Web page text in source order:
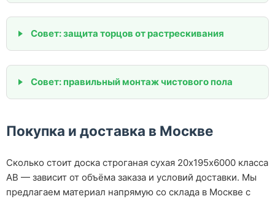
Совет: защита торцов от растрескивания
Совет: правильный монтаж чистового пола
Покупка и доставка в Москве
Сколько стоит доска строганая сухая 20х195х6000 класса
АВ — зависит от объёма заказа и условий доставки. Мы
предлагаем материал напрямую со склада в Москве с